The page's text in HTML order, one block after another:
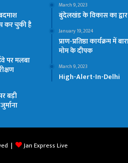
कर चुकी है
पर मलबा
बड़ी
March 9, 2023
बुंदेलखंड के विकास का
January 19, 2024
प्राण-प्रतिष्ठा कार्यक्रम
मोम के दीपक
March 9, 2023
High-Alert-In-Delhi
| Jan Express Live